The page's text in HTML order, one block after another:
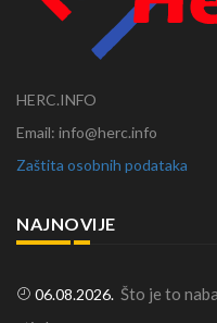
HERC.INFO
Email: info@herc.info
Zaštita osobnih podataka
NAJNOVIJE
06.08.2026. Što je to